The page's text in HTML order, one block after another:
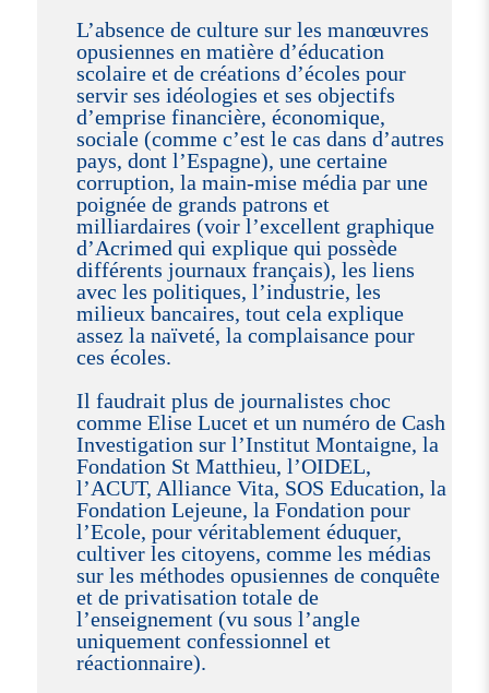
L’absence de culture sur les manœuvres
opusiennes en matière d’éducation
scolaire et de créations d’écoles pour
servir ses idéologies et ses objectifs
d’emprise financière, économique,
sociale (comme c’est le cas dans d’autres
pays, dont l’Espagne), une certaine
corruption, la main-mise média par une
poignée de grands patrons et
milliardaires (voir l’excellent graphique
d’Acrimed qui explique qui possède
différents journaux français), les liens
avec les politiques, l’industrie, les
milieux bancaires, tout cela explique
assez la naïveté, la complaisance pour
ces écoles.
Il faudrait plus de journalistes choc
comme Elise Lucet et un numéro de Cash
Investigation sur l’Institut Montaigne, la
Fondation St Matthieu, l’OIDEL,
l’ACUT, Alliance Vita, SOS Education, la
Fondation Lejeune, la Fondation pour
l’Ecole, pour véritablement éduquer,
cultiver les citoyens, comme les médias
sur les méthodes opusiennes de conquête
et de privatisation totale de
l’enseignement (vu sous l’angle
uniquement confessionnel et
réactionnaire).